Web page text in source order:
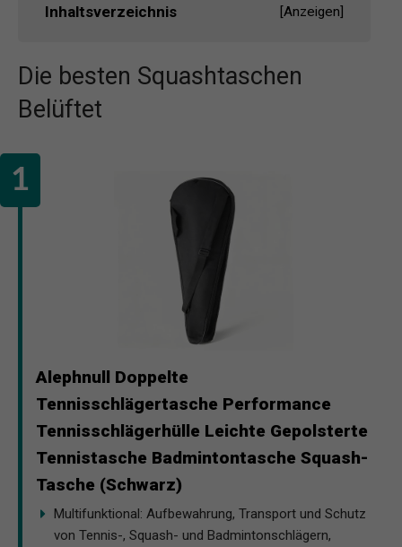
Inhaltsverzeichnis [Anzeigen]
Die besten Squashtaschen
Belüftet
Alephnull Doppelte
Tennisschlägertasche Performance
Tennisschlägerhülle Leichte Gepolsterte
Tennistasche Badmintontasche Squash-
Tasche (Schwarz)
Multifunktional: Aufbewahrung, Transport und Schutz
von Tennis-, Squash- und Badmintonschlägern,